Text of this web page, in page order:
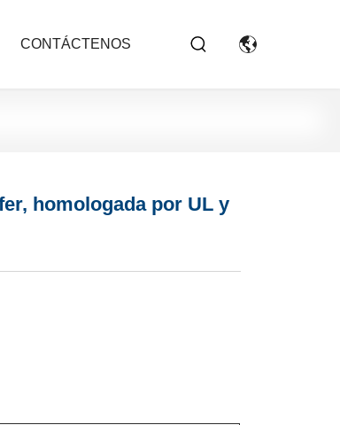
CONTÁCTENOS
homologada por UL y